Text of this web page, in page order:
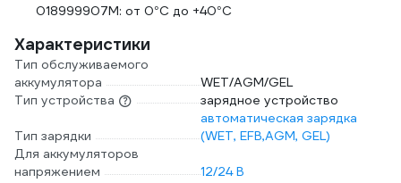
018999907M: от 0°С до +40°С
Характеристики
Тип обслуживаемого
аккумулятора
WET/AGM/GEL
Тип устройства
зарядное устройство
Тип зарядки
автоматическая зарядка
(WET, EFB,AGM, GEL)
Для аккумуляторов
напряжением
12/24 В